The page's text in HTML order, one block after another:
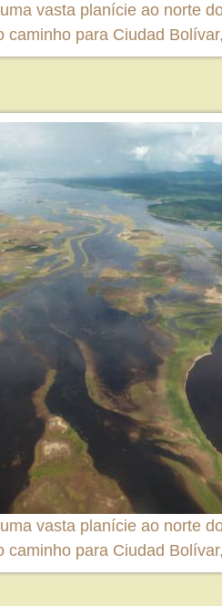
vasta planície ao norte
caminho para Ciudad
vasta planície ao norte
caminho para Ciudad